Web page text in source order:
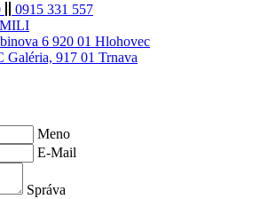
0915 331 557
6 920 01 Hlohovec
Galéria, 917 01 Trnava
Meno
E-Mail
Správa